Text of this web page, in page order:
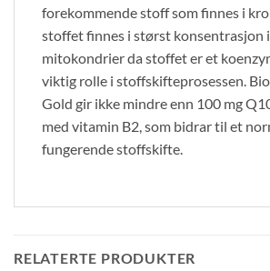
forekommende stoff som finnes i
stoffet finnes i størst konsentrasjon
mitokondrier da stoffet er et
viktig rolle i stoffskifteprosessen.
Gold gir ikke mindre enn 100 mg
med vitamin B2, som bidrar til et
fungerende stoffskifte.
RELATERTE PRODUKTER